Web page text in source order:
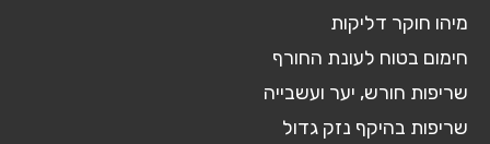
מיהו חוקר דליקות
חימום בטוח לעונת החורף
שריפות חורש, יער ועשבייה
שריפות בהיקף נזק גדול